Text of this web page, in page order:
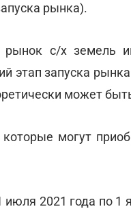
рынка).
с/х земель
этап запуска
может
могут
2021 года по 1